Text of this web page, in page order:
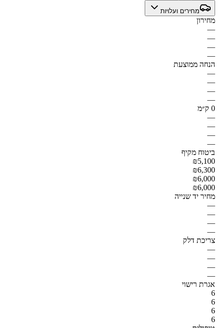
מחירים ועלויות
מחירון
—
—
—
—
הנחה ממוצעת
—
—
—
—
0 ק״מ
—
—
—
—
ביטוח מקיף
₪5,100
₪6,300
₪6,000
₪6,000
מחיר יד שנייה
—
—
—
—
צריכת דלק
—
—
—
—
אגרת רישוי
6
6
6
6